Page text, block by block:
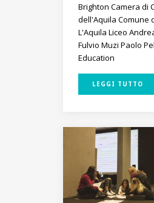
Brighton Camera di
dell'Aquila Comune
L'Aquila Liceo
Fulvio Muzi Paolo
Education
LEGGI TUTTO